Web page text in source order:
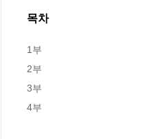
목차
1부
2부
3부
4부